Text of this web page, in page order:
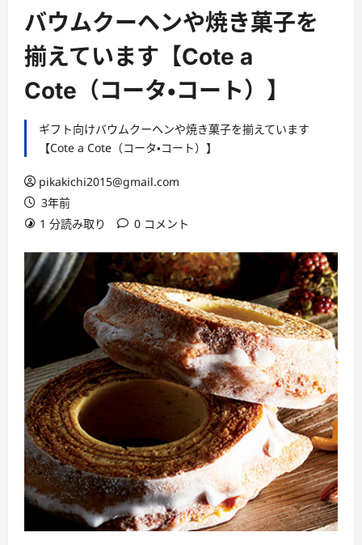
バウムクーヘンや焼き菓子を
揃えています【Cote a
Cote（コータ・コート）】
ギフト向けバウムクーヘンや焼き菓子を揃えています
【Cote a Cote（コータ・コート）】
pikakichi2015@gmail.com
3年前
1 分読み取り
0 コメント